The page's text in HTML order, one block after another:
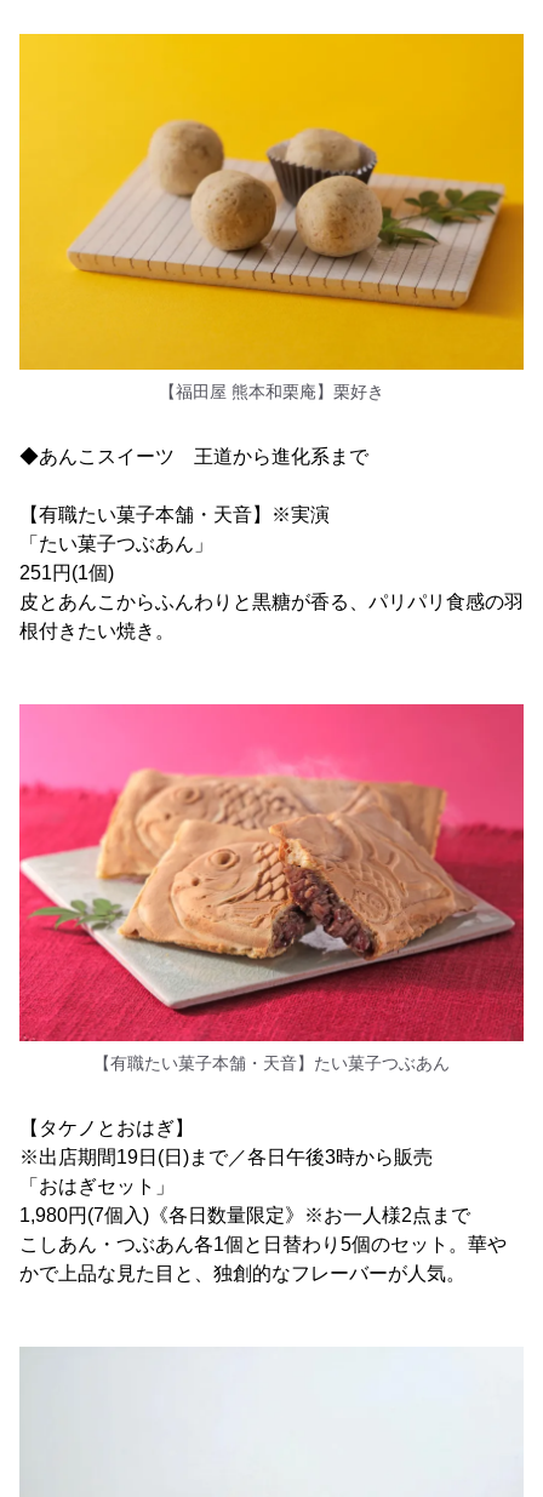
【福田屋 熊本和栗庵】栗好き
◆あんこスイーツ 王道から進化系まで
【有職たい菓子本舗・天音】※実演
「たい菓子つぶあん」
251円(1個)
皮とあんこからふんわりと黒糖が香る、パリパリ食感の羽
根付きたい焼き。
【有職たい菓子本舗・天音】たい菓子つぶあん
【タケノとおはぎ】
※出店期間19日(日)まで／各日午後3時から販売
「おはぎセット」
1,980円(7個入)《各日数量限定》※お一人様2点まで
こしあん・つぶあん各1個と日替わり5個のセット。華や
かで上品な見た目と、独創的なフレーバーが人気。